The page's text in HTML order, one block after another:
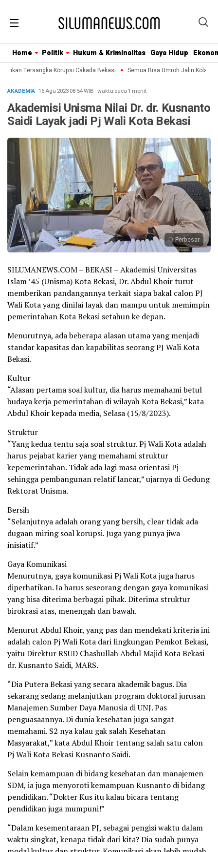
Home Politik Hukum & Kriminalitas Gaya Hidup
Tersangka Korupsi Cakada Bekasi Semua Bisa Umroh Jalin
AKADEMIA· 16 Agu 202308:54WIB ·waktu baca 1 menit
Akademisi Unisma Nilai Dr. dr. Kusnanto
Saidi Layak jadi Pj Wali Kota Bekasi
Perbesar
SILUMANEWS.COM – BEKASI – Akademisi Universitas
Islam ’45 (Unisma) Kota Bekasi, Dr. Abdul Khoir turut
memberikan pandangannya terkait siapa bakal calon PJ
Wali Kota yang dinilai layak dan mampu untuk memimpin
pemerintahan Kota Bekasi setahun ke depan.
Menurutnya, ada beberapa alasan utama yang menjadi
standar kapasitas dan kapabilitas seorang PJ Wali Kota
Bekasi.
Kultur
“Alasan pertama soal kultur, dia harus memahami betul
budaya kerja pemerintahan di wilayah Kota Bekasi,” kata
Abdul Khoir kepada media, Selasa (15/8/2023).
Struktur
“Yang kedua tentu saja soal struktur. Pj Wali Kota adalah
harus pejabat karier yang memahami struktur
kepemerintahan. Tidak ada lagi masa orientasi Pj
sehingga pembangunan relatif lancar,” ujarnya di Gedung
Rektorat Unisma.
Bersih
“Selanjutnya adalah orang yang bersih, clear tidak ada
dugaan miring soal korupsi. Juga yang punya jiwa
inisiatif.”
Gaya Komunikasi
Menurutnya, gaya komunikasi Pj Wali Kota juga harus
diperhatikan. Ia harus seseorang dengan gaya komunikasi
yang bisa diterima berbagai pihak. Diterima struktur
birokrasi atas, menengah dan bawah.
Menurut Abdul Khoir, yang pas dan mendekati kriteria ini
adalah calon Pj Wali Kota dari lingkungan Pemkot Bekasi,
yaitu Direktur RSUD Chasbullah Abdul Majid Kota Bekasi
dr. Kusnanto Saidi, MARS.
“Dia Putera Bekasi yang secara akademik bagus. Dia
sekarang sedang melanjutkan program doktoral jurusan
Manajemen Sumber Daya Manusia di UNJ. Pas
penguasaannya. Di dunia kesehatan juga sangat
memahami. S2 nya kalau gak salah Kesehatan
Masyarakat,” kata Abdul Khoir tentang salah satu calon
Pj Wali Kota Bekasi Kusnanto Saidi.
Selain kemampuan di bidang kesehatan dan manajemen
SDM, ia juga menyoroti kemampuan Kusnanto di bidang
pendidikan. “Dokter Kus itu kalau bicara tentang
pendidikan juga mumpuni!”
“Dalam kesementaraan PJ, sebagai pengisi waktu dalam
waktu singkat, kenapa tidak dari kita? Dia sudah punya